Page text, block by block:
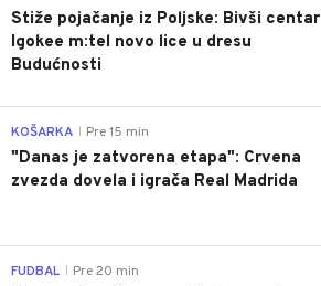
Stiže pojačanje iz Poljske: Bivši centar
Igokee m:tel novo lice u dresu
Budućnosti
KOŠARKA Pre 15 min
"Danas je zatvorena etapa": Crvena
zvezda dovela i igrača Real Madrida
FUDBAL Pre 20 min